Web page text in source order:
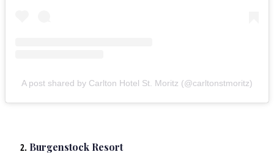
A post shared by Carlton Hotel St. Moritz (@carltonstmoritz)
Burgenstock Resort